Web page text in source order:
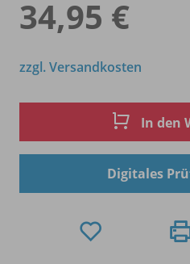
34,95 €
zzgl. Versandkosten
In den
Digitales